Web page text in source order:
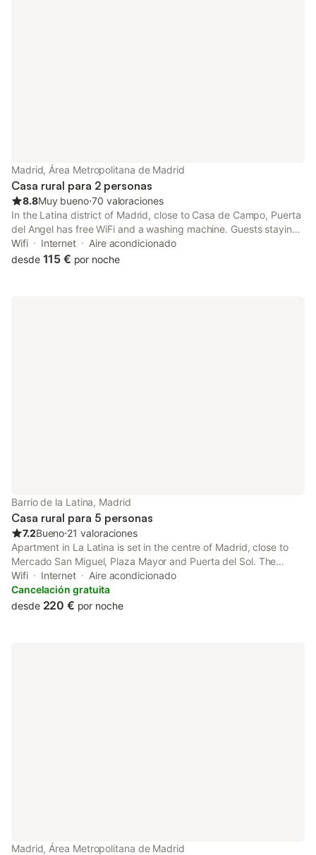
Madrid, Área Metropolitana de Madrid
Casa rural para 2 personas
8.8Muy bueno⋅70 valoraciones
In the Latina district of Madrid, close to Casa de Campo, Puerta
del Angel has free WiFi and a washing machine. Guests staying
at this apartment have access to a balcony. The property is
non-smoking and is situated 2.1 km from Royal Palace of
Wifi Internet
Aire acondicionado
desde 115 € por noche
Barrio de la Latina, Madrid
Casa rural para 5 personas
7.2Bueno⋅21 valoraciones
Apartment in La Latina is set in the centre of Madrid, close to
Mercado San Miguel, Plaza Mayor and Puerta del Sol. The
property is located 1.9 km from Reina Sofia Museum, 3.5 km
from Thyssen-Bornemisza Museum and 4.7 km from Casa de
Campo.
Wifi Internet
Aire acondicionado
Cancelación gratuita
desde 220 € por noche
Madrid, Área Metropolitana de Madrid